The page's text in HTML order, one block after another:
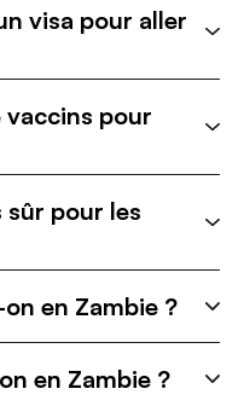
visa pour aller
vaccins pour
sûr pour les
en Zambie ?
en Zambie ?